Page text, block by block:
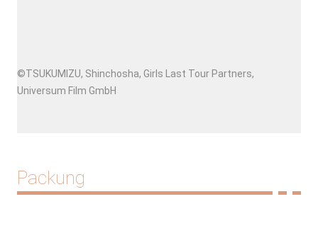
©TSUKUMIZU, Shinchosha, Girls Last Tour Partners,
Universum Film GmbH
Packung